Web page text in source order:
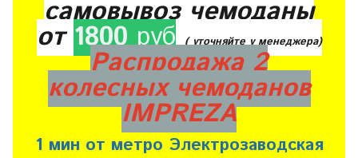
самовывоз чемоданы
от1800руб ( уточняйте у менеджера)
Распродажа 2
колесных чемоданов
IMPREZA
1 мин от метро Электрозаводская